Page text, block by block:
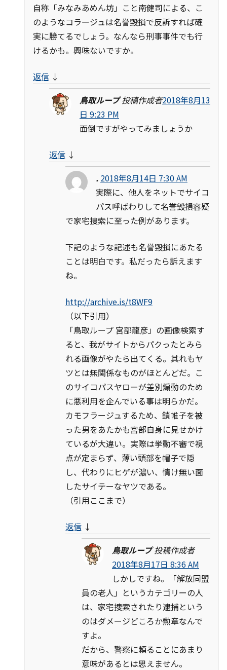
自称「みなみあめん坊」こと南健司による、こ
のようなコラージュは名誉毀損で反訴すれば確
実に勝てるでしょう。なんなら刑事事件でも行
けるかも。興味ないですか。
返信 ↓
鳥取ループ 投稿作成者2018年8月13
日 9:23 PM
面倒ですがやってみましょうか
返信 ↓
. 2018年8月14日 7:30 AM
実際に、他人をネットでサイコ
パス呼ばわりして名誉毀損容疑
で家宅捜索に至った例があります。
下記のような記述も名誉毀損にあたる
ことは明白です。私だったら訴えます
ね。
http://archive.is/t8WF9
（以下引用）
「鳥取ループ 宮部龍彦」の画像検索す
ると、我がサイトからパクったとみら
れる画像がやたら出てくる。其れもヤ
ツとは無関係なものがほとんどだ。こ
のサイコパスヤローが差別煽動のため
に悪利用を企んでいる事は明らかだ。
カモフラージュするため、鎖帷子を被
った男をあたかも宮部自身に見せかけ
ているが大違い。実際は挙動不審で視
点が定まらず、薄い頭部を帽子で隠
し、代わりにヒゲが濃い、情け無い面
したサイテーなヤツである。
（引用ここまで）
返信 ↓
鳥取ループ 投稿作成者
2018年8月17日 8:36 AM
しかしですね。「解放同盟
員の老人」というカテゴリーの人
は、家宅捜索されたり逮捕という
のはダメージどころか勲章なんで
すよ。
だから、警察に頼ることにあまり
意味があるとは思えません。